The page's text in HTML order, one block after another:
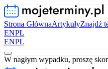
Strona GłównaArtykułyZnajdź
ENPL
ENPL
W nagłym wypadku, proszę